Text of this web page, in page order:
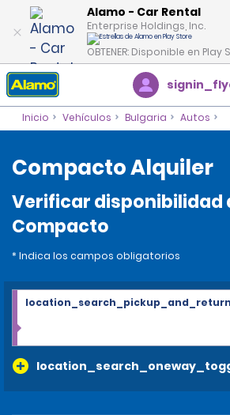
Alamo - Car Rental
Enterprise Holdings, Inc.
OBTENER: Disponible en Play
Inicio Vehículos Bulgaria Autos
Compacto Alquiler
Verificar disponibilidad
Compacto
* Indica los campos obligatorios